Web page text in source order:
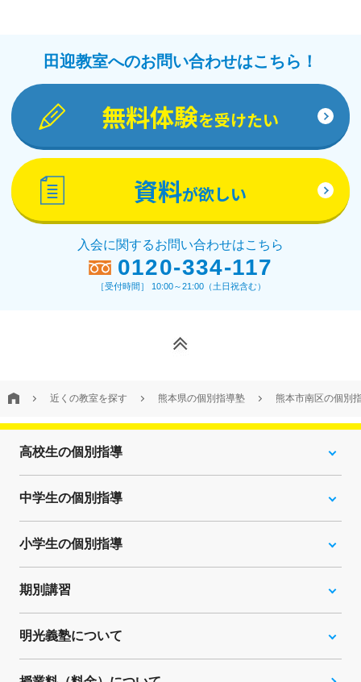
田迎教室へのお問い合わせはこちら！
無料体験を受けたい
資料が欲しい
入会に関するお問い合わせはこちら
0120-334-117
［受付時間］ 10:00～21:00（土日祝含む）
近くの教室を探す 熊本県の個別指導塾 熊本市南区の個別
高校生の個別指導
中学生の個別指導
小学生の個別指導
期別講習
明光義塾について